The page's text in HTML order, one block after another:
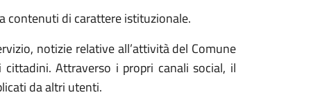
contenuti di carattere istituzionale.
notizie relative all’attività del Comune
Attraverso i propri canali social, il
da altri utenti.